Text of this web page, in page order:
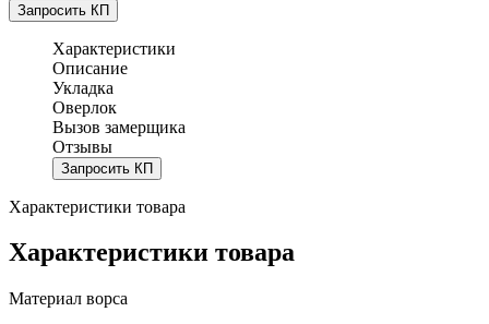
Запросить КП
Характеристики
Описание
Укладка
Оверлок
Вызов замерщика
Отзывы
Запросить КП
Характеристики товара
Характеристики товара
Материал ворса